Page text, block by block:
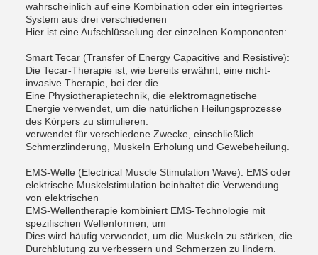
wahrscheinlich auf eine Kombination oder ein integriertes
System aus drei verschiedenen
Hier ist eine Aufschlüsselung der einzelnen Komponenten:
Smart Tecar (Transfer of Energy Capacitive and Resistive):
Die Tecar-Therapie ist, wie bereits erwähnt, eine nicht-
invasive Therapie, bei der die
Eine Physiotherapietechnik, die elektromagnetische
Energie verwendet, um die natürlichen Heilungsprozesse
des Körpers zu stimulieren.
verwendet für verschiedene Zwecke, einschließlich
Schmerzlinderung, Muskeln Erholung und Gewebeheilung.
EMS-Welle (Electrical Muscle Stimulation Wave): EMS oder
elektrische Muskelstimulation beinhaltet die Verwendung
von elektrischen
EMS-Wellentherapie kombiniert EMS-Technologie mit
spezifischen Wellenformen, um
Dies wird häufig verwendet, um die Muskeln zu stärken, die
Durchblutung zu verbessern und Schmerzen zu lindern.